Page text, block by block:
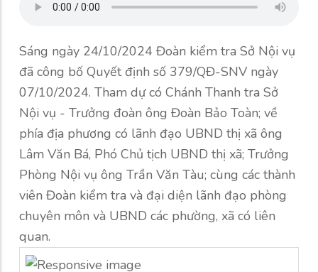
Sáng ngày 24/10/2024 Đoàn kiểm tra Sở Nội vụ
đã công bố Quyết định số 379/QĐ-SNV ngày
07/10/2024. Tham dự có Chánh Thanh tra Sở
Nội vụ - Trưởng đoàn ông Đoàn Bảo Toàn; về
phía địa phương có lãnh đạo UBND thị xã ông
Lâm Văn Bá, Phó Chủ tịch UBND thị xã; Trưởng
Phòng Nội vụ ông Trần Văn Tàu; cùng các thành
viên Đoàn kiểm tra và đại diện lãnh đạo phòng
chuyên môn và UBND các phường, xã có liên
quan.